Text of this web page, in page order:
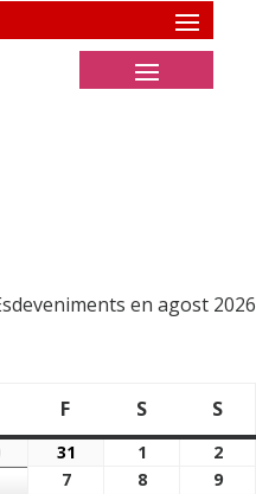
en agost 2026
F Divendres
S Dissabte
S
30/07/2026
31 31/07/2026
1 01/08/2026
2
08/2026
7 07/08/2026
8 08/08/2026
9